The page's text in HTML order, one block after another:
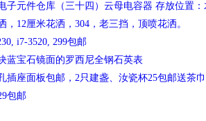
子元件仓库（三十四）云母电容器 存放位置
，12厘米花洒，304，老三挡，顶喷花洒。
i7-3520, 299包邮
蓝宝石镜面的罗西尼全钢石英表
插座面板包邮，2只建盏、汝瓷杯25包邮送茶
包邮